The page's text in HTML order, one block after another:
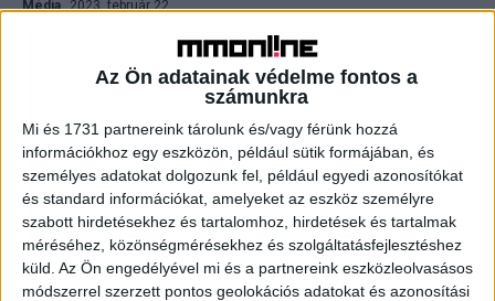
Az Ön adatainak védelme fontos a
számunkra
Mi és 1731 partnereink tárolunk és/vagy férünk hozzá
információkhoz egy eszközön, például sütik formájában, és
személyes adatokat dolgozunk fel, például egyedi azonosítókat
és standard információkat, amelyeket az eszköz személyre
szabott hirdetésekhez és tartalomhoz, hirdetések és tartalmak
méréséhez, közönségmérésekhez és szolgáltatásfejlesztéshez
küld. Az Ön engedélyével mi és a partnereink eszközleolvasásos
módszerrel szerzett pontos geolokációs adatokat és azonosítási
Média 2023. február 22.
Az iparági szereplőkkel folytatott több hónapos
konzultációt követően a brit Barb közönségméréssel
foglalkozó cég elkötelezte magát amellett, hogy a
közönség médiafogyasztásának elemzését kiterjeszti a...